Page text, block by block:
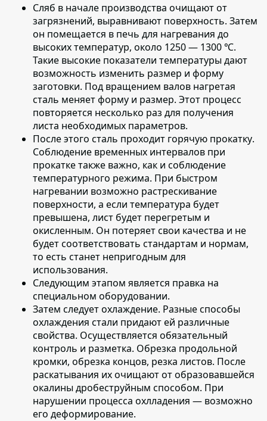
Сляб в начале производства очищают от
загрязнений, выравнивают поверхность. Затем
он помещается в печь для нагревания до
высоких температур, около 1250 — 1300 ℃.
Такие высокие показатели температуры дают
возможность изменить размер и форму
заготовки. Под вращением валов нагретая
сталь меняет форму и размер. Этот процесс
повторяется несколько раз для получения
листа необходимых параметров.
После этого сталь проходит горячую прокатку.
Соблюдение временных интервалов при
прокатке также важно, как и соблюдение
температурного режима. При быстром
нагревании возможно растрескивание
поверхности, а если температура будет
превышена, лист будет перегретым и
окисленным. Он потеряет свои качества и не
будет соответствовать стандартам и нормам,
то есть станет непригодным для
использования.
Следующим этапом является правка на
специальном оборудовании.
Затем следует охлаждение. Разные способы
охлаждения стали придают ей различные
свойства. Осуществляется обязательный
контроль и разметка. Обрезка продольной
кромки, обрезка концов, резка листов. После
раскатывания их очищают от образовавшейся
окалины дробеструйным способом. При
нарушении процесса охлладения — возможно
его деформирование.